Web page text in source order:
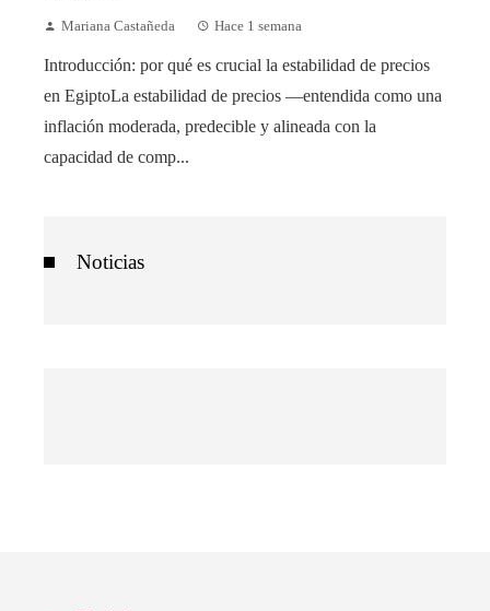
Mariana Castañeda Hace 1 semana
Introducción: por qué es crucial la estabilidad de precios
en EgiptoLa estabilidad de precios —entendida como una
inflación moderada, predecible y alineada con la
capacidad de comp...
Noticias